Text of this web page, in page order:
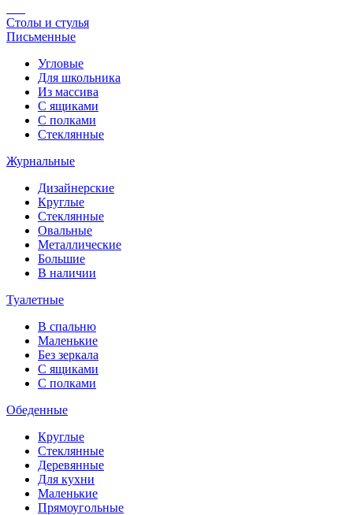
Столы и стулья
Письменные
Угловые
Для школьника
Из массива
С ящиками
С полками
Стеклянные
Журнальные
Дизайнерские
Круглые
Стеклянные
Овальные
Металлические
Большие
В наличии
Туалетные
В спальню
Маленькие
Без зеркала
С ящиками
С полками
Обеденные
Круглые
Стеклянные
Деревянные
Для кухни
Маленькие
Прямоугольные